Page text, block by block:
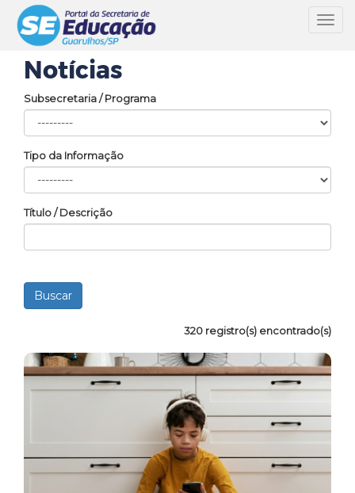
Notícias
Subsecretaria / Programa
Tipo da Informação
Título / Descrição
320 registro(s) encontrado(s)